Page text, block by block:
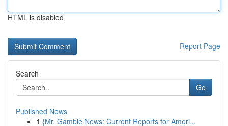
HTML is disabled
Report Page
Search
Go
Published News
1 {Mr. Gamble News: Current Reports for Ameri...